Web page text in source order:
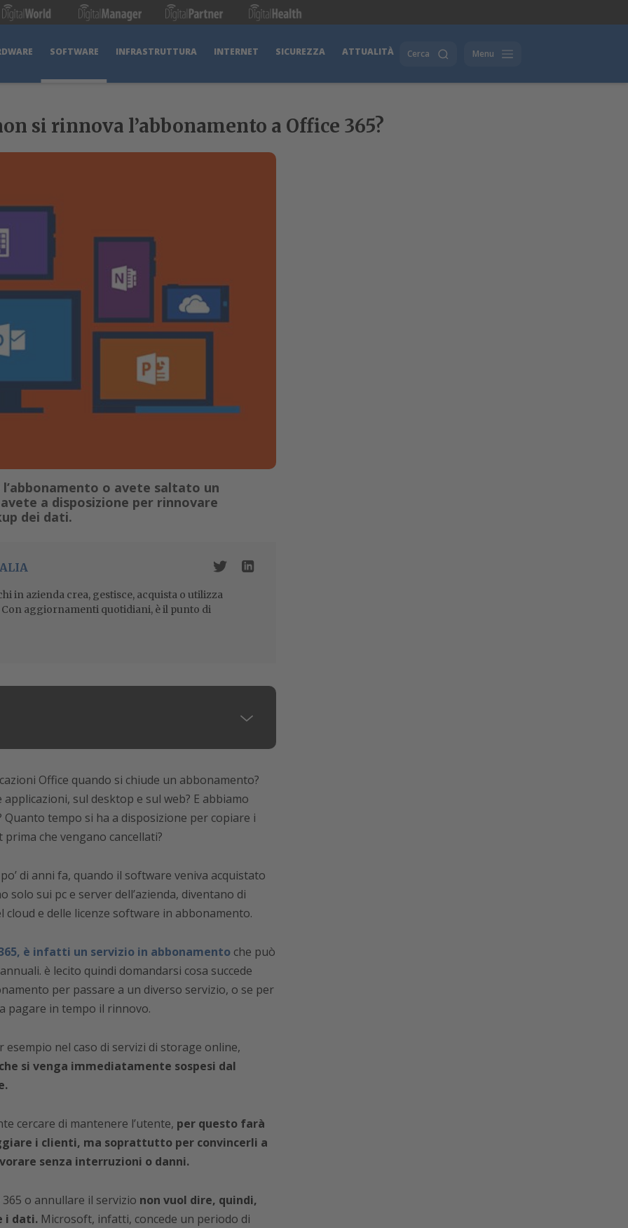
SOFTWARE INFRASTRUTTURA INTERNET SICUREZZA ATTUALITÀ Cerca Menu
si rinnova l’abbonamento a Office 365?
o avete saltato un
a disposizione per rinnovare
dei dati.
in azienda crea, gestisce, acquista o utilizza
aggiornamenti quotidiani, è il punto di
Office quando si chiude un abbonamento?
sul desktop e sul web? E abbiamo
Quanto tempo si ha a disposizione per copiare i
che vengano cancellati?
di anni fa, quando il software veniva acquistato
solo sui pc e server dell’azienda, diventano di
cloud e delle licenze software in abbonamento.
è infatti un servizio in abbonamentoche può
è lecito quindi domandarsi cosa succede
per passare a un diverso servizio, o se per
pagare in tempo il rinnovo.
esempio nel caso di servizi di storage online,
si venga immediatamente sospesi dal
cercare di mantenere l’utente, per questo farà
i clienti, ma soprattutto per convincerli a
senza interruzioni o danni.
o annullare il servizio non vuol dire, quindi,
i dati.Microsoft, infatti, concede un periodo di